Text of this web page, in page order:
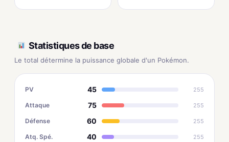
Statistiques de base
Le total détermine la puissance globale d'un Pokémon.
PV 45 255
Attaque 75 255
Défense 60 255
Atq. Spé. 40 255